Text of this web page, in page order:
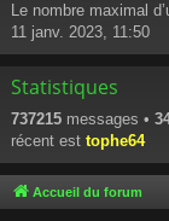
Le nombre maximal
11 janv. 2023, 11:50
Statistiques
737215 messages •
récent est tophe64
Accueil du forum